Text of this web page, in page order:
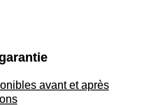
avant et après